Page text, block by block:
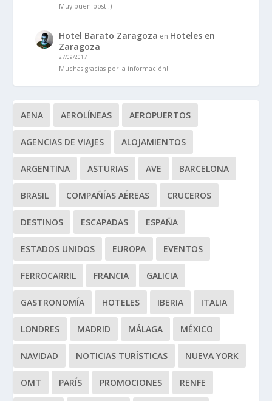
Muy buen post ;)
Hotel Barato Zaragoza en Hoteles en
Zaragoza
27/09/2017
Muchas gracias por la información!
AENA AEROLÍNEAS AEROPUERTOS
AGENCIAS DE VIAJES ALOJAMIENTOS
ARGENTINA ASTURIAS AVE BARCELONA
BRASIL COMPAÑÍAS AÉREAS CRUCEROS
DESTINOS ESCAPADAS ESPAÑA
ESTADOS UNIDOS EUROPA EVENTOS
FERROCARRIL FRANCIA GALICIA
GASTRONOMÍA HOTELES IBERIA ITALIA
LONDRES MADRID MÁLAGA MÉXICO
NAVIDAD NOTICIAS TURÍSTICAS NUEVA YORK
OMT PARÍS PROMOCIONES RENFE